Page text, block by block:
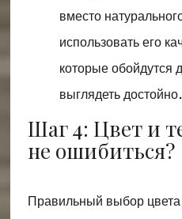
вместо
использовать его
которые обойдутся
выглядеть достойно.
Шаг 4: Цвет и
не ошибиться?
Правильный выбор